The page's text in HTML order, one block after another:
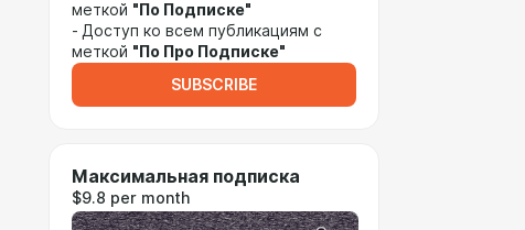
меткой "По Подписке"
- Доступ ко всем публикациям с
меткой "По Про Подписке"
SUBSCRIBE
Максимальная подписка
$9.8 per month